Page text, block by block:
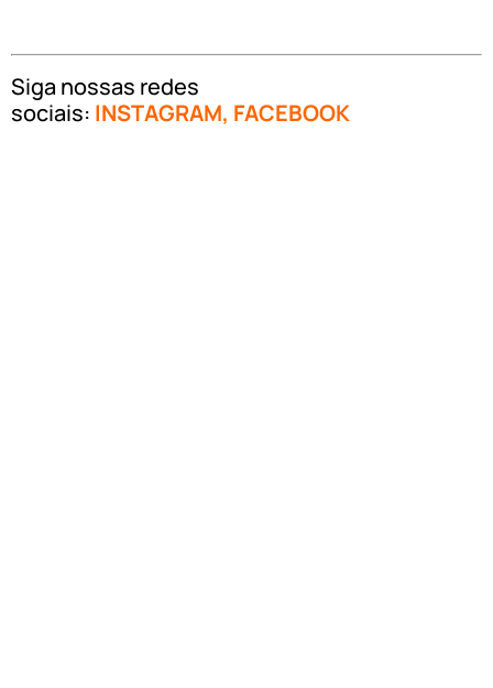
Siga nossas redes
sociais: INSTAGRAM, FACEBOOK